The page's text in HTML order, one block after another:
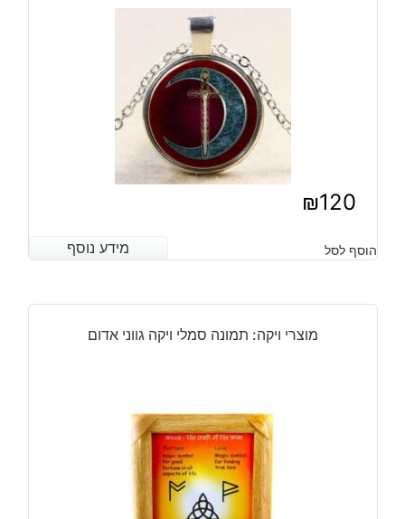
₪120
מידע נוסף הוסף לסל מידע נוסף
מוצרי ויקה: תמונה סמלי ויקה גווני אדום